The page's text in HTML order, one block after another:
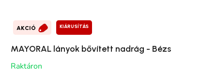
AKCIÓ KIÁRUSÍTÁS
MAYORAL lányok bővített nadrág - Bézs
Raktáron